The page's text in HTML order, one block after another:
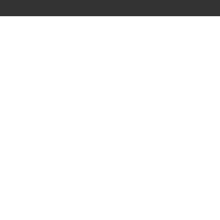
Datenschutzhinweise